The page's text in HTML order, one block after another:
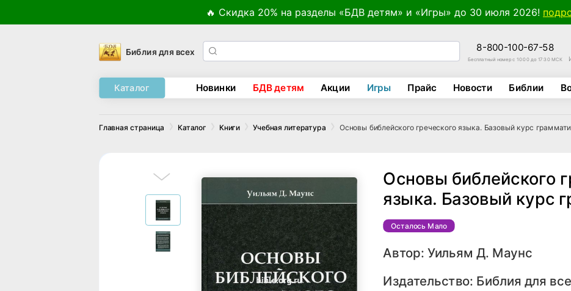
🔥 Скидка 20% на разделы «БДВ детям» и «Игры» до 30 июля 2026!
Библия для всех 8-800-100-67-58
Бесплатный номер с 10:00 до 17:30 МСК
Каталог Новинки БДВ детям Акции Игры Прайс Новости Библии
Главная страница Каталог Книги Учебная литература Основы библейского греческого языка. Базовый курс
Основы библейского
языка. Базовый курс
Осталось Мало
Автор: Уильям Д. Маунс
Издательство: Библия для